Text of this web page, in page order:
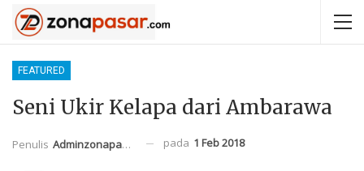
FEATURED
Seni Ukir Kelapa dari Ambarawa
Penulis Adminzonapasar pada 1 Feb 2018